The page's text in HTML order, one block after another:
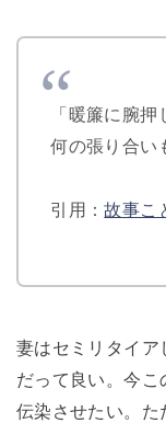
「暖簾に腕押
何の張り合い
引用：故事こ
妻はセミリタイア
だって良い。今
伝染させたい。た